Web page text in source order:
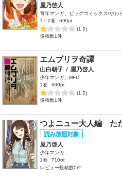
屋乃啓人
青年マンガ、ビッグコミックス/やわ
1～2巻
690pt
(1.0)
投稿数1件
エムブリヲ奇譚
山白朝子 / 屋乃啓人
少年マンガ、MFC
1巻
600pt
(1.0)
投稿数1件
つよニュー大人編 た
屋乃啓人
少年マンガ
1巻
710pt
レビュー投稿数0件